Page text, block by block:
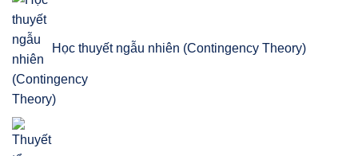
Học thuyết ngẫu nhiên (Contingency Theory)